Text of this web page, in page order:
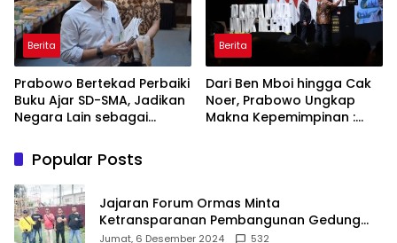
Berita
Prabowo Bertekad Perbaiki
Buku Ajar SD-SMA, Jadikan
Negara Lain sebagai
Berita
Dari Ben Mboi hingga Cak
Noer, Prabowo Ungkap
Makna Kepemimpinan :
Popular Posts
Jajaran Forum Ormas Minta
Ketransparanan Pembangunan Gedung
Damkar Di Kecamatan Cisoka
Jumat, 6 Desember 2024 532